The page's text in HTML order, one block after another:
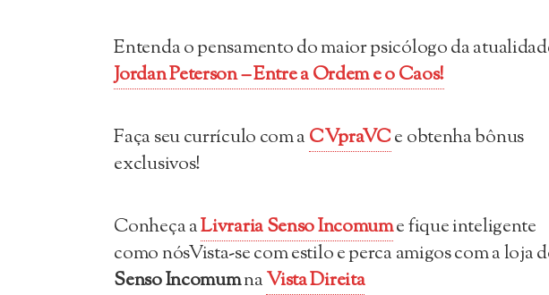
Entenda o pensamento do maior psicólogo da
Jordan Peterson – Entre a Ordem e o Caos!
Faça seu currículo com a CVpraVCe obtenha bônus
exclusivos!
Conheça aLivraria Senso Incomume fique inteligente
como nósVista-se com estilo e perca amigos com a loja
Senso IncomumnaVista Direita